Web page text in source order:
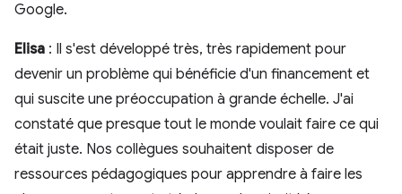
Google.
Elisa : Il s'est développé très, très rapidement pour
devenir un problème qui bénéficie d'un financement et
qui suscite une préoccupation à grande échelle. J'ai
constaté que presque tout le monde voulait faire ce qui
était juste. Nos collègues souhaitent disposer de
ressources pédagogiques pour apprendre à faire les